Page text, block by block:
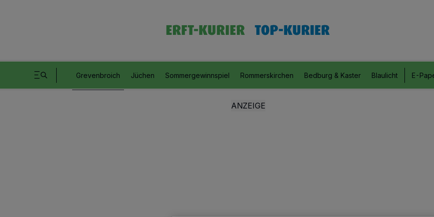
Grevenbroich Jüchen Sommergewinnspiel Rommerskirchen Bedburg & Kaster Blaulicht E-